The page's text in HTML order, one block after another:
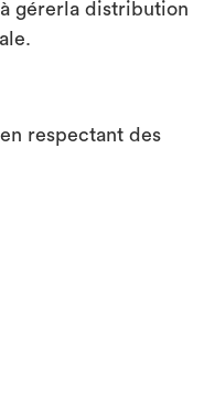
gérerla distribution
respectant des